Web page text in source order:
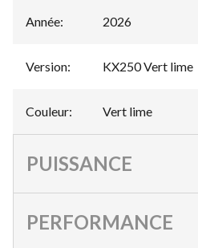
Année: 2026
Version: KX250 Vert lime
Couleur: Vert lime
PUISSANCE
PERFORMANCE